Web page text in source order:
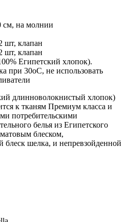
см, на молнии
шт, клапан
шт, клапан
Египетский хлопок).
при 30оС, не использовать
длинноволокнистый хлопок)
к тканям Премиум класса и
потребительскими
белья из Египетского
блеском,
шелка, и непревзойденной